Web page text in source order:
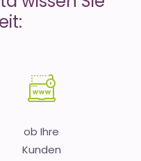
ob Ihre
Kunden